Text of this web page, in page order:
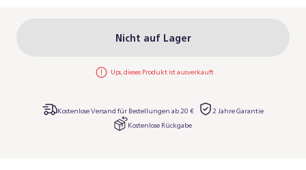
Nicht auf Lager
Ups, dieses Produkt ist ausverkauft
Kostenlose Versand für Bestellungen ab 20 €
2 Jahre Garantie
Kostenlose Rückgabe